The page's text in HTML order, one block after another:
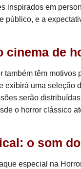
inspirados em
público, e a
cinema de
também têm
exibirá uma
serão
o horror clássico
o som
especial na